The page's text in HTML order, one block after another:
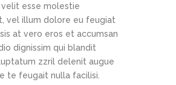
esse molestie
vel illum dolore eu feugiat
at vero eros et accumsan
dignissim qui blandit
zzril delenit augue
te feugait nulla facilisi.